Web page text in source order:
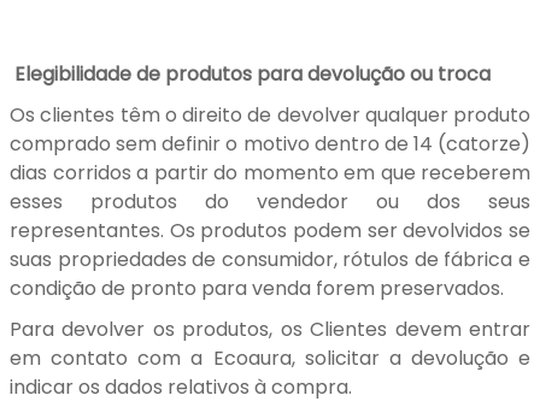
Elegibilidade de produtos para devolução ou troca
Os clientes têm o direito de devolver qualquer produto
comprado sem definir o motivo dentro de 14 (catorze)
dias corridos a partir do momento em que receberem
esses produtos do vendedor ou dos seus
representantes. Os produtos podem ser devolvidos se
suas propriedades de consumidor, rótulos de fábrica e
condição de pronto para venda forem preservados.
Para devolver os produtos, os Clientes devem entrar
em contato com a Ecoaura, solicitar a devolução e
indicar os dados relativos à compra.